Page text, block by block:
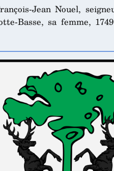
Jean Nouel,
Basse, sa femme,